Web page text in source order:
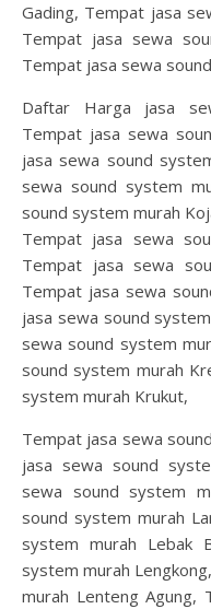
Gading, Tempat jasa
Tempat jasa sewa
Tempat jasa sewa
Daftar Harga jasa
Tempat jasa sewa
jasa sewa sound
sewa sound system
sound system murah
Tempat jasa sewa
Tempat jasa sewa
Tempat jasa sewa
jasa sewa sound
sewa sound system
sound system murah
system murah Krukut,
Tempat jasa sewa
jasa sewa sound
sewa sound system
sound system murah
system murah Lebak
system murah
murah Lenteng Agung,